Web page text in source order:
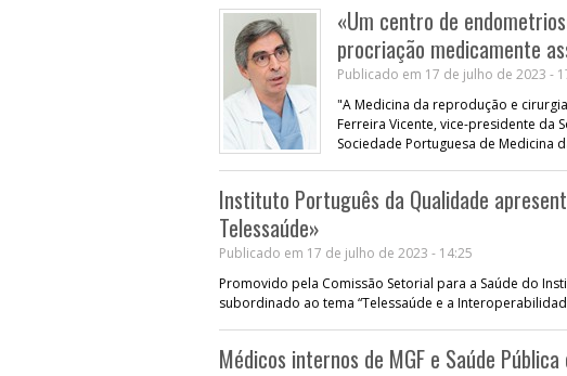
«Um centro de
procriação medicamente
Publicado em 17 de julho de 2023 -
"A Medicina da reprodução e
Ferreira Vicente, vice-presidente da
Sociedade Portuguesa de Medicina
Instituto Português da Qualidade
Telessaúde»
Publicado em 17 de julho de 2023 - 14:25
Promovido pela Comissão Setorial para a Saúde do
subordinado ao tema “Telessaúde e a
Médicos internos de MGF e Saúde